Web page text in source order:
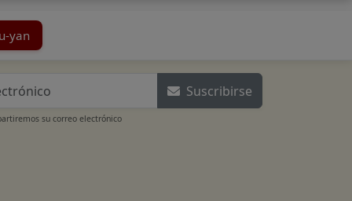
yan
Suscribirse
su correo electrónico